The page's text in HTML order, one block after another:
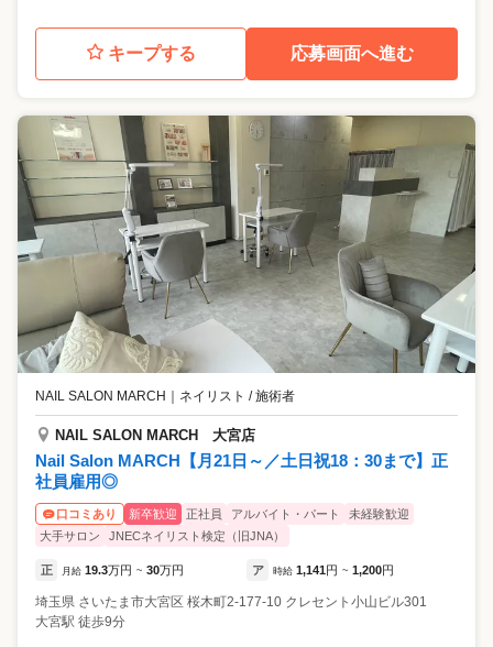
キープする 応募画面へ進む
NAIL SALON MARCH ネイリスト / 施術者
NAIL SALON MARCH 大宮店
Nail Salon MARCH【月21日～／土日祝18：30まで】正
社員雇用◎
口コミあり 新卒歓迎 正社員 アルバイト・パート
未経験歓迎
大手サロン
JNECネイリスト検定（旧JNA）
正 月給 19.3万円 ~ 30万円 ア 時給 1,141円 ~ 1,200円
埼玉県 さいたま市大宮区 桜木町2-177-10 クレセント小山ビル301
大宮駅 徒歩9分